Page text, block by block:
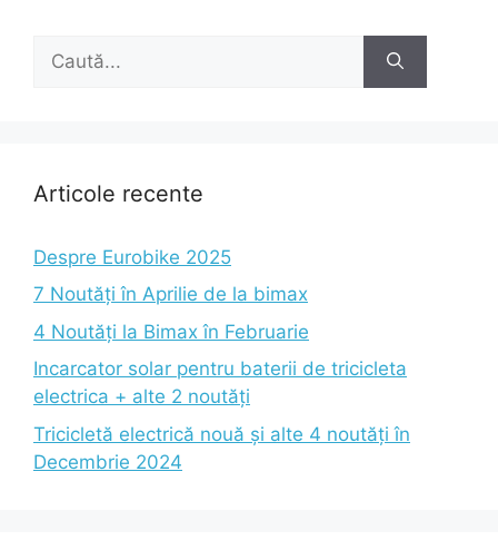
după:
Articole recente
Despre Eurobike 2025
7 Noutăți în Aprilie de la bimax
4 Noutăți la Bimax în Februarie
Incarcator solar pentru baterii de tricicleta
electrica + alte 2 noutăți
Tricicletă electrică nouă și alte 4 noutăți în
Decembrie 2024